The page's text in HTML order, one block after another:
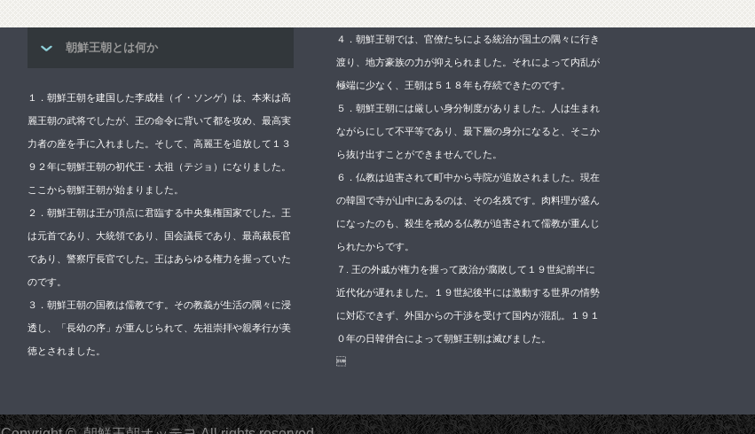
朝鮮王朝とは何か
１．朝鮮王朝を建国した李成桂（イ・ソンゲ）は、本来は高
麗王朝の武将でしたが、王の命令に背いて都を攻め、最高実
力者の座を手に入れました。そして、高麗王を追放して１３
９２年に朝鮮王朝の初代王・太祖（テジョ）になりました。
ここから朝鮮王朝が始まりました。
２．朝鮮王朝は王が頂点に君臨する中央集権国家でした。王
は元首であり、大統領であり、国会議長であり、最高裁長官
であり、警察庁長官でした。王はあらゆる権力を握っていた
のです。
３．朝鮮王朝の国教は儒教です。その教義が生活の隅々に浸
透し、「長幼の序」が重んじられて、先祖崇拝や親孝行が美
徳とされました。
４．朝鮮王朝では、官僚たちによる統治が国土の隅々に行き
渡り、地方豪族の力が抑えられました。それによって内乱が
極端に少なく、王朝は５１８年も存続できたのです。
５．朝鮮王朝には厳しい身分制度がありました。人は生まれ
ながらにして不平等であり、最下層の身分になると、そこか
ら抜け出すことができませんでした。
６．仏教は迫害されて町中から寺院が追放されました。現在
の韓国で寺が山中にあるのは、その名残です。肉料理が盛ん
になったのも、殺生を戒める仏教が迫害されて儒教が重んじ
られたからです。
７. 王の外戚が権力を握って政治が腐敗して１９世紀前半に
近代化が遅れました。１９世紀後半には激動する世界の情勢
に対応できず、外国からの干渉を受けて国内が混乱。１９１
０年の日韓併合によって朝鮮王朝は滅びました。
